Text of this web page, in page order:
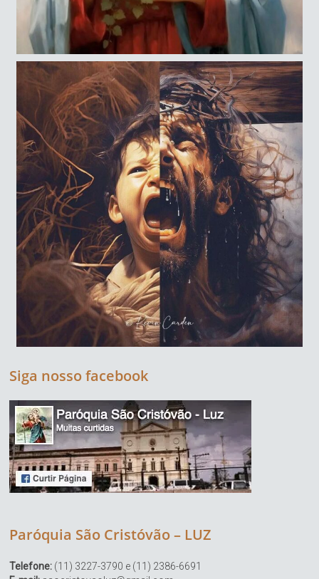
Siga nosso facebook
Paróquia São Cristóvão – LUZ
Telefone: (11) 3227-3790 e (11) 2386-6691